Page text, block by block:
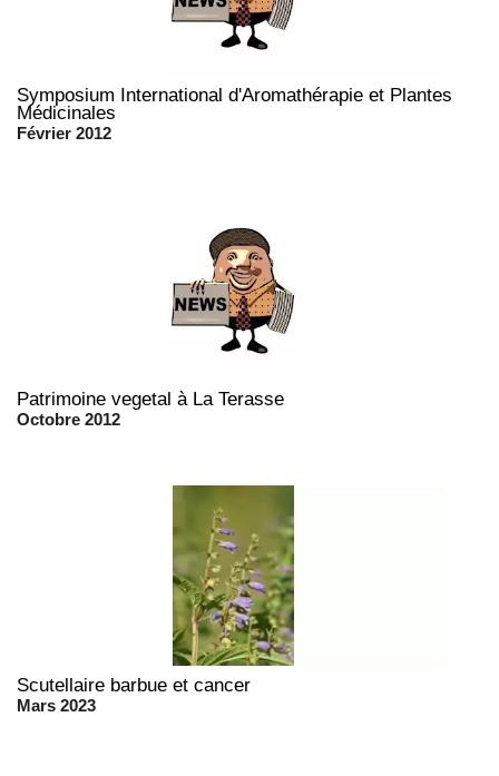
Symposium International d'Aromathérapie et Plantes
Médicinales
Février 2012
Patrimoine vegetal à La Terasse
Octobre 2012
Scutellaire barbue et cancer
Mars 2023